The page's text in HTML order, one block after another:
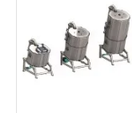
extrakty. Tato
čímž se zachovávají
zároveň zajišťují